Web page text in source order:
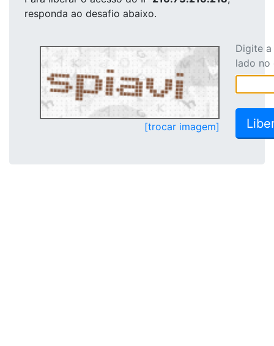
responda ao desafio abaixo.
[trocar imagem]
Digite
lado no